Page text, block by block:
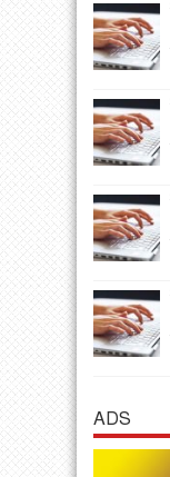
ADS